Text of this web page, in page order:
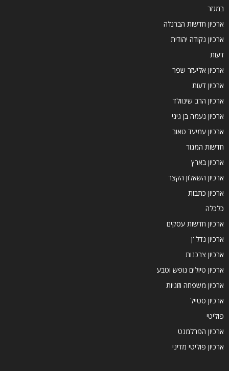
במגזר
ארכיון חדשות הברנז'ה
ארכיון נקודה יהודית
דעות
ארכיון אליעזר שפר
ארכיון דעות
ארכיון הרב שינוולד
ארכיון נעמה בן גיגי
ארכיון עמיעד טאוב
חדשות המגזר
ארכיון בארץ
ארכיון השאלון הקצר
ארכיון כתבות
כלכלה
ארכיון חדשות עסקים
ארכיון נדל''ן
ארכיון צרכנות
ארכיון טיולים נופש וטבע
ארכיון משפחה וזוגיות
ארכיון סטייל
פוליטי
ארכיון הפרלמנט
ארכיון פוליטי מדיני